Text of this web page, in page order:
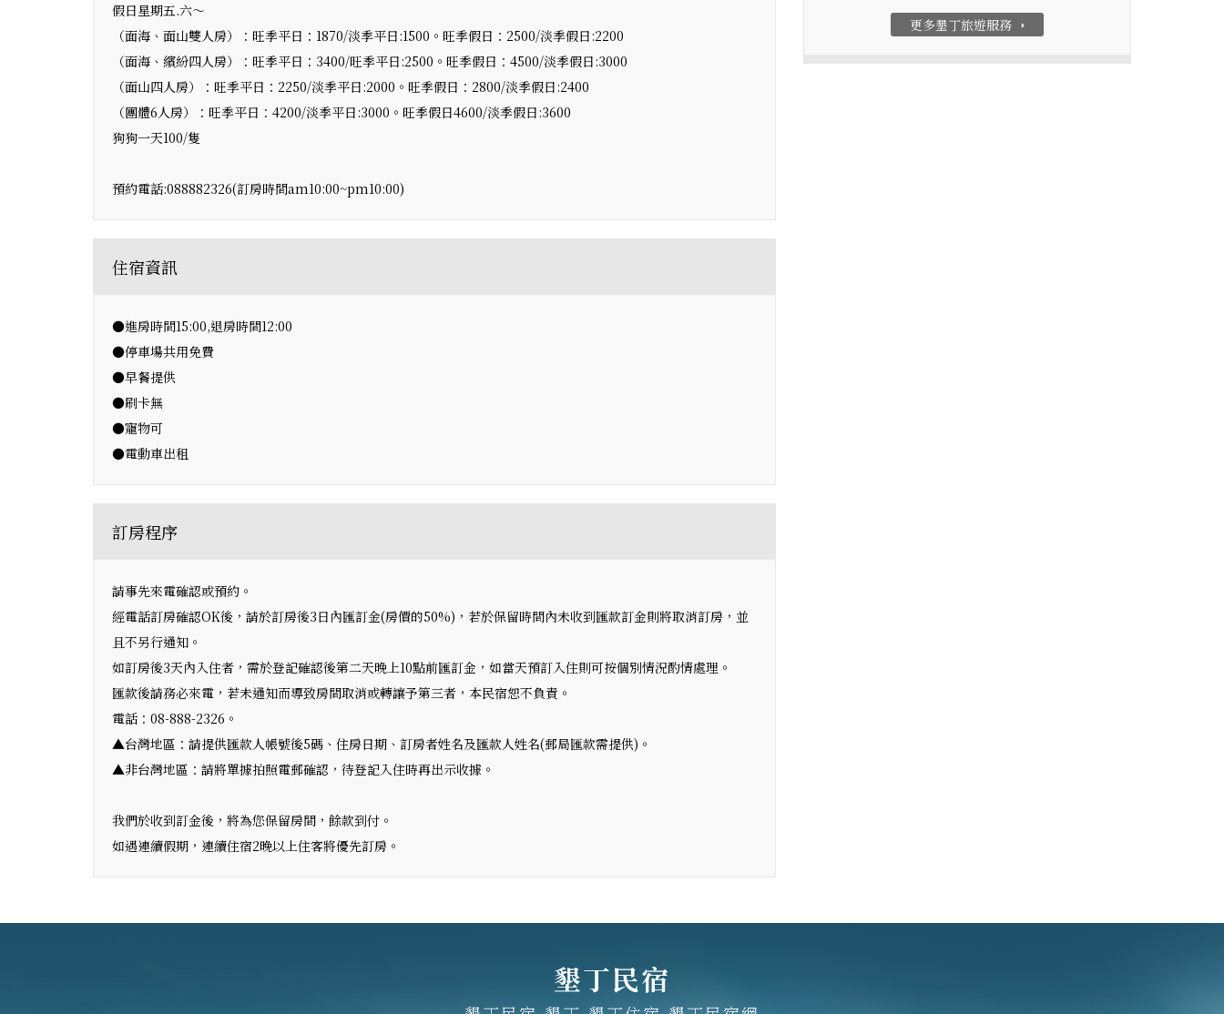
假日星期五.六～
（面海、面山雙人房）：旺季平日：1870/淡季平日:1500。旺季假日：2500/淡季假日:2200
（面海、繽紛四人房）：旺季平日：3400/旺季平日:2500。旺季假日：4500/淡季假日:3000
（面山四人房）：旺季平日：2250/淡季平日:2000。旺季假日：2800/淡季假日:2400
（團體6人房）：旺季平日：4200/淡季平日:3000。旺季假日4600/淡季假日:3600
狗狗一天100/隻
預約電話:088882326(訂房時間am10:00~pm10:00)
住宿資訊
●進房時間15:00,退房時間12:00
●停車場共用免費
●早餐提供
●刷卡無
●寵物可
●電動車出租
訂房程序
請事先來電確認或預約。
經電話訂房確認OK後，請於訂房後3日內匯訂金(房價的50%)，若於保留時間內未收到匯款訂金則將取消訂房，並
且不另行通知。
如訂房後3天內入住者，需於登記確認後第二天晚上10點前匯訂金，如當天預訂入住則可按個別情況酌情處理。
匯款後請務必來電，若未通知而導致房間取消或轉讓予第三者，本民宿恕不負責。
電話：08-888-2326。
▲台灣地區：請提供匯款人帳號後5碼、住房日期、訂房者姓名及匯款人姓名(郵局匯款需提供)。
▲非台灣地區：請將單據拍照電郵確認，待登記入住時再出示收據。
我們於收到訂金後，將為您保留房間，餘款到付。
如遇連續假期，連續住宿2晚以上住客將優先訂房。
更多墾丁旅遊服務 arrow_right
墾丁民宿